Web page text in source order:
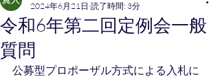
令和6年第二回定例会一般
質問
2024年6月21日 読了時間: 3分
公募型プロポーザル方式による入札に